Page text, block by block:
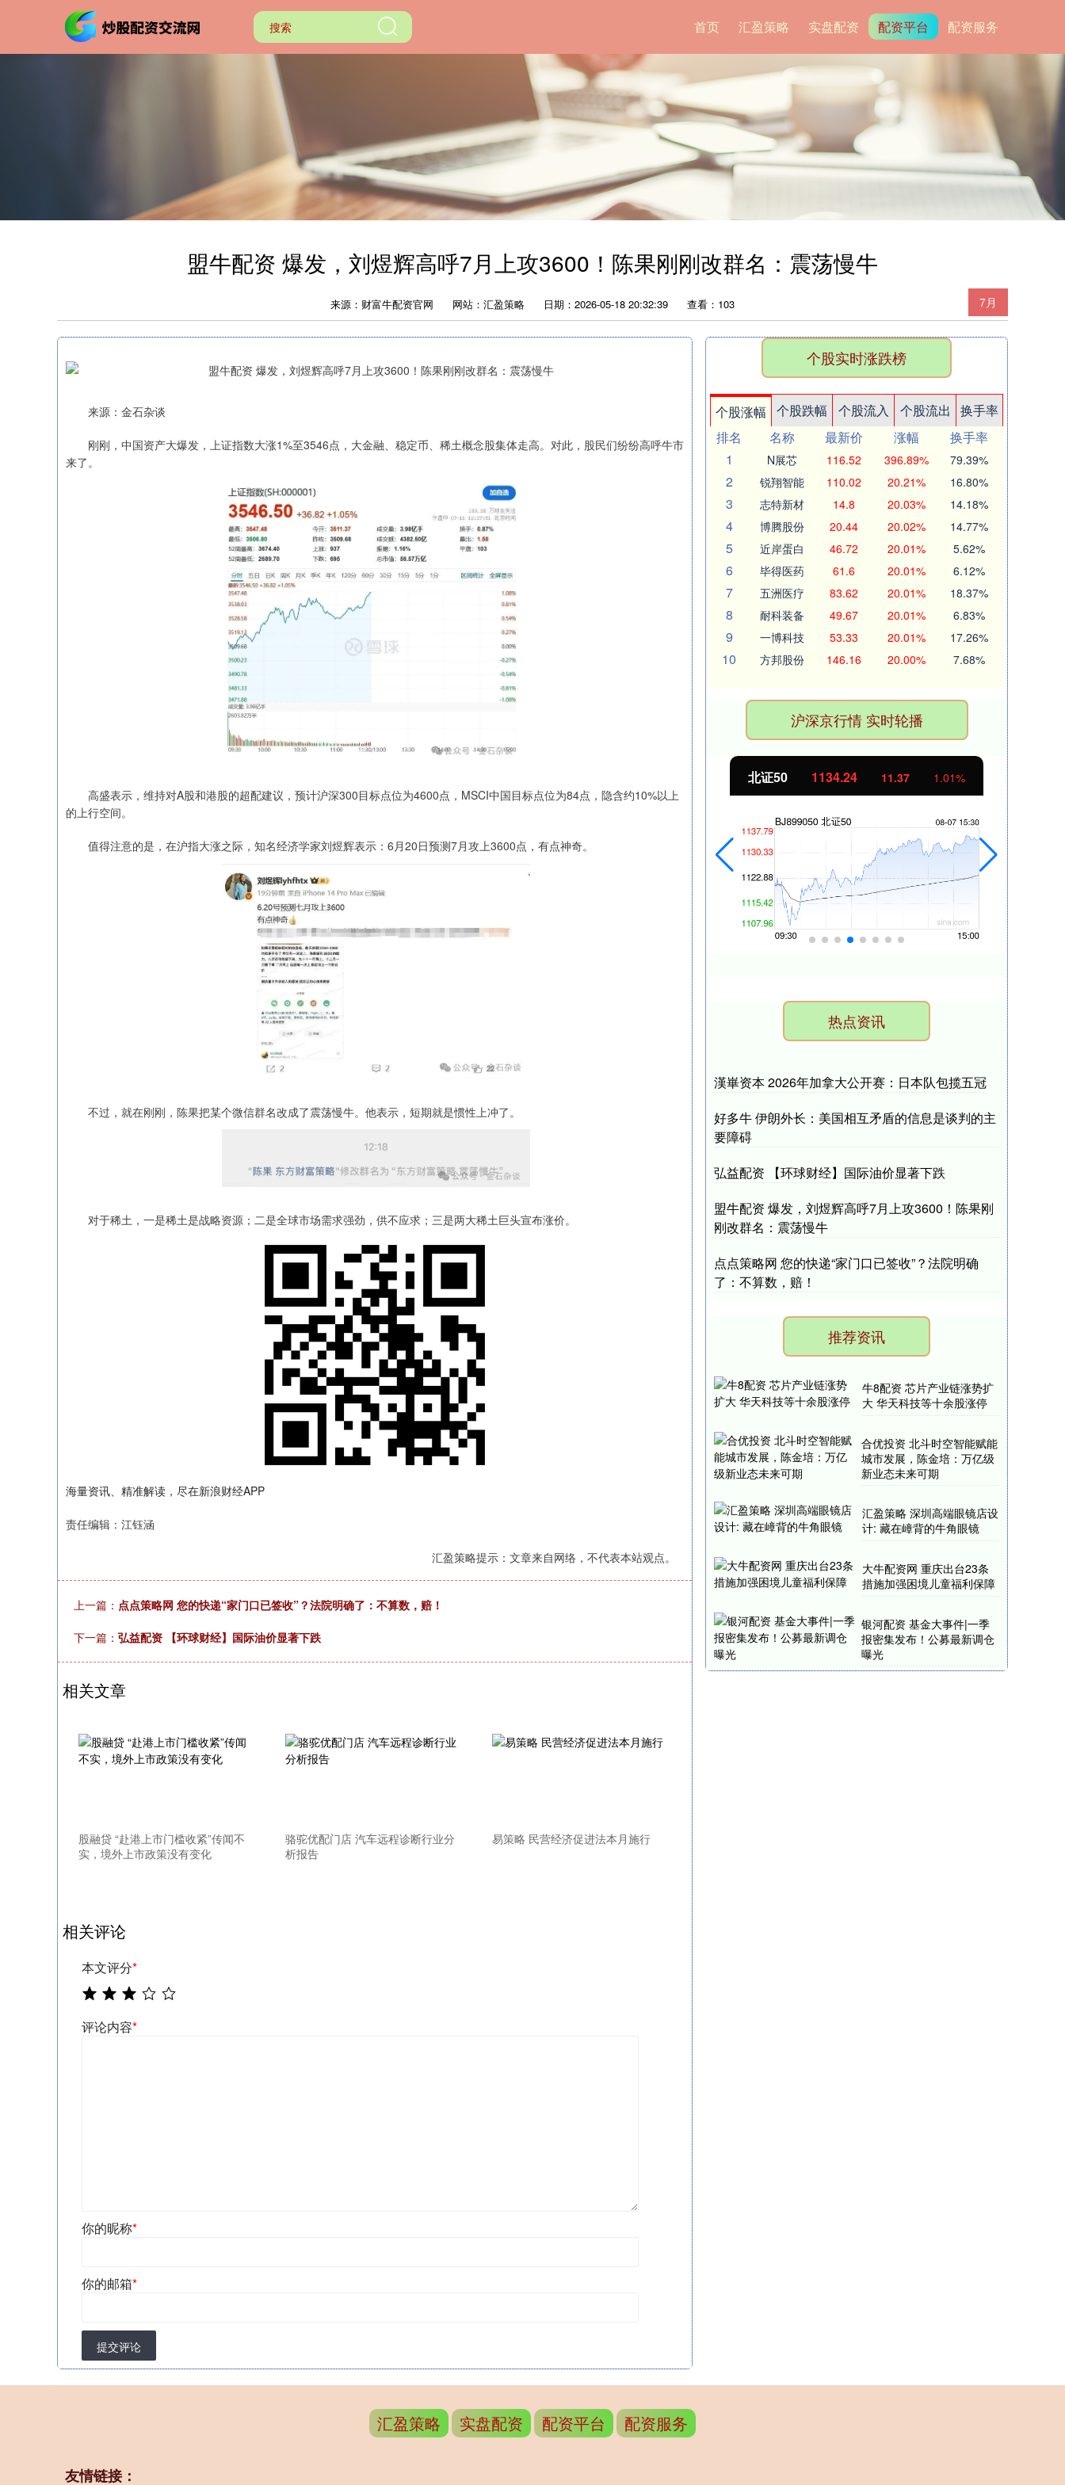
首页 汇盈策略 实盘配资 配资平台 配资服务
盟牛配资 爆发，刘煜辉高呼7月上攻3600！陈果刚刚改群名：震荡慢牛
7月
来源：财富牛配资官网 网站：汇盈策略 日期：2026-05-18 20:32:39 查看：103
来源：金石杂谈
刚刚，中国资产大爆发，上证指数大涨1%至3546点，大金融、稳定币、稀土概念股集体走高。对此，股民们纷纷高呼牛市
来了。
高盛表示，维持对A股和港股的超配建议，预计沪深300目标点位为4600点，MSCI中国目标点位为84点，隐含约10%以上
的上行空间。
值得注意的是，在沪指大涨之际，知名经济学家刘煜辉表示：6月20日预测7月攻上3600点，有点神奇。
不过，就在刚刚，陈果把某个微信群名改成了震荡慢牛。他表示，短期就是惯性上冲了。
对于稀土，一是稀土是战略资源；二是全球市场需求强劲，供不应求；三是两大稀土巨头宣布涨价。
海量资讯、精准解读，尽在新浪财经APP
责任编辑：江钰涵
汇盈策略提示：文章来自网络，不代表本站观点。
上一篇： 点点策略网 您的快递“家门口已签收”？法院明确了：不算数，赔！
下一篇： 弘益配资 【环球财经】国际油价显著下跌
相关文章
股融贷 “赴港上市门槛收紧”传闻不
实，境外上市政策没有变化
骆驼优配门店 汽车远程诊断行业分
析报告
易策略 民营经济促进法本月施行
相关评论
本文评分*
评论内容*
你的昵称*
你的邮箱*
提交评论
个股实时涨跌榜
个股涨幅 个股跌幅 个股流入 个股流出
换手率
排名
名称 最新价 涨幅
换手率
1
N展芯 116.52 396.89% 79.39%
2 锐翔智能 110.02 20.21% 16.80%
3 志特新材 14.8 20.03% 14.18%
4 博腾股份 20.44 20.02% 14.77%
5 近岸蛋白 46.72 20.01% 5.62%
6 毕得医药 61.6 20.01% 6.12%
7 五洲医疗 83.62 20.01% 18.37%
8 耐科装备 49.67 20.01% 6.83%
9 一博科技 53.33 20.01% 17.26%
10 方邦股份 146.16 20.00% 7.68%
沪深京行情 实时轮播
北证50 1134.24 11.37 1.01%
热点资讯
漢崋资本 2026年加拿大公开赛：日本队包揽五冠
好多牛 伊朗外长：美国相互矛盾的信息是谈判的主
要障碍
弘益配资 【环球财经】国际油价显著下跌
盟牛配资 爆发，刘煜辉高呼7月上攻3600！陈果刚
刚改群名：震荡慢牛
点点策略网 您的快递“家门口已签收”？法院明确
了：不算数，赔！
推荐资讯
牛8配资 芯片产业链涨势扩
大 华天科技等十余股涨停
合优投资 ​北斗时空智能赋能
城市发展，陈金培：万亿级
新业态未来可期​
汇盈策略 深圳高端眼镜店设
计: 藏在嶂背的牛角眼镜
大牛配资网 重庆出台23条
措施加强困境儿童福利保障
银河配资 基金大事件|一季
报密集发布！公募最新调仓
曝光
汇盈策略 实盘配资 配资平台 配资服务
友情链接：